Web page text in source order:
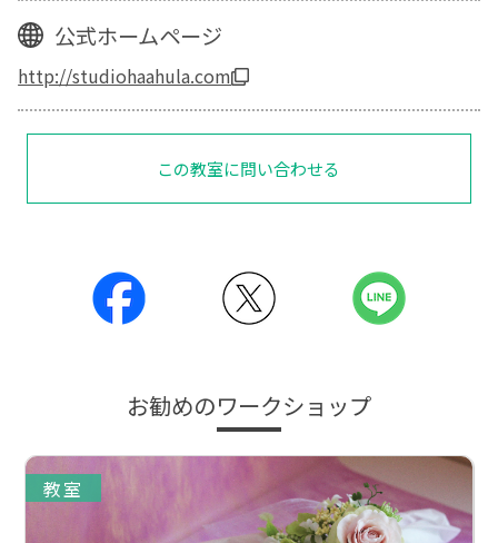
公式ホームページ
http://studiohaahula.com
この教室に問い合わせる
お勧めのワークショップ
教室